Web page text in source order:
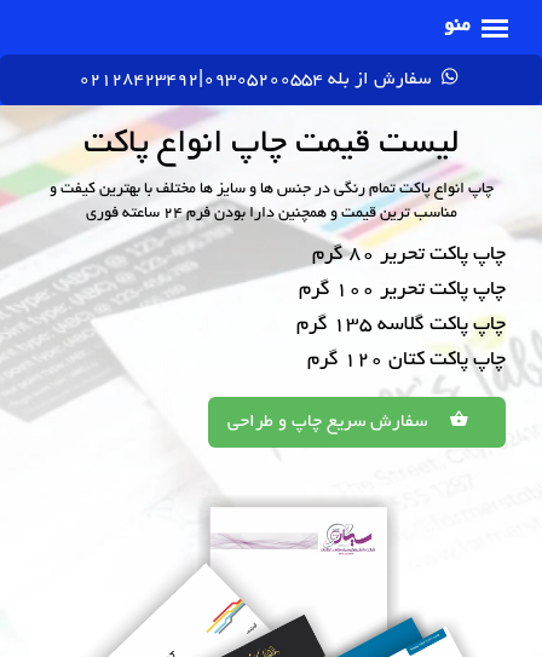
سفارش از بله 09305200554|02128423492
لیست قیمت چاپ انواع پاکت
چاپ انواع پاکت تمام رنگی در جنس ها و سایز ها مختلف با بهترین کیفت و
مناسب ترین قیمت و همچنین دارا بودن فرم 24 ساعته فوری
چاپ پاکت تحریر 80 گرم
چاپ پاکت تحریر 100 گرم
چاپ پاکت گلاسه 135 گرم
چاپ پاکت کتان 120 گرم
سفارش سریع چاپ و طراحی